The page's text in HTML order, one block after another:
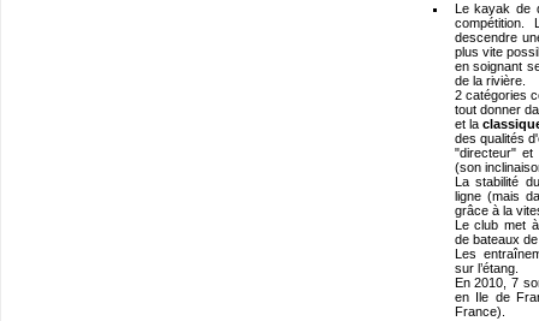
Le kayak de
descendre
plus vite
en soignant
de la rivière.
2 catégories
tout donner
et la
des qualités
"directeur"
(son
La stabilité
ligne (mais
grâce à la
Le club met
de bateaux
Les
sur l’étang.
En 2010, 7
en Ile de
France).